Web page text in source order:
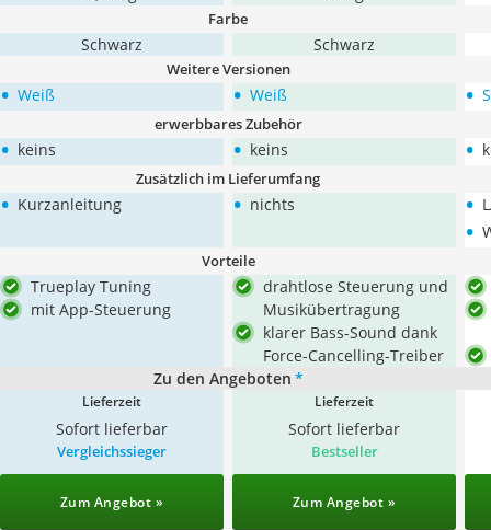
Farbe
Schwarz Schwarz
Weitere Versionen
• Weiß • Weiß •
erwerbbares Zubehör
• keins • keins •
Zusätzlich im Lieferumfang
• Kurzanleitung • nichts •
•
Vorteile
Trueplay Tuning
mit App-Steuerung
drahtlose Steuerung und
Musikübertragung
klarer Bass-Sound dank
Force-Cancelling-Treiber
Zu den Angeboten *
Lieferzeit
Sofort lieferbar
Lieferzeit
Sofort lieferbar
Vergleichssieger
Zum Angebot »
Bestseller
Zum Angebot »